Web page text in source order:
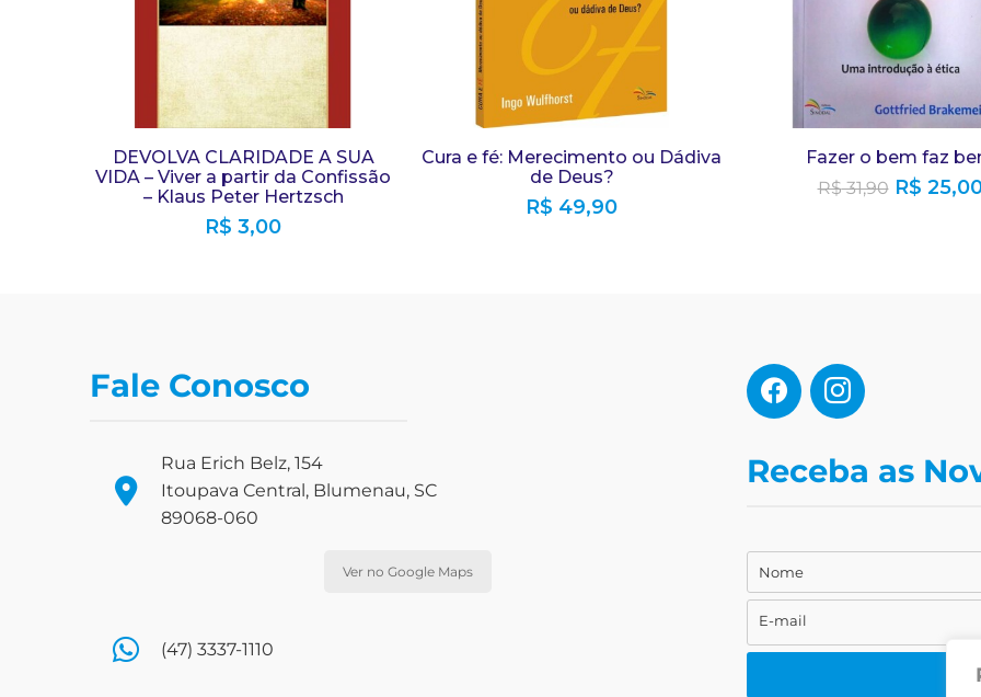
DEVOLVA CLARIDADE A SUA
VIDA – Viver a partir da Confissão
– Klaus Peter Hertzsch
R$ 3,00
Cura e fé: Merecimento ou Dádiva
de Deus?
R$ 49,90
Fazer o bem faz
R$31,90 R$
Fale Conosco
Rua Erich Belz, 154
Itoupava Central, Blumenau, SC
89068-060
Ver no Google Maps
(47) 3337-1110
Receba as
Nome
Nome
E-
mail
E-mail